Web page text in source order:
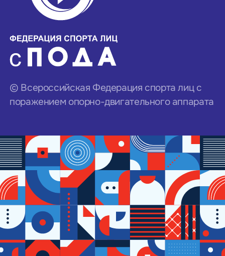
© Всероссийская Федерация спорта лиц с
поражением опорно-двигательного аппарата